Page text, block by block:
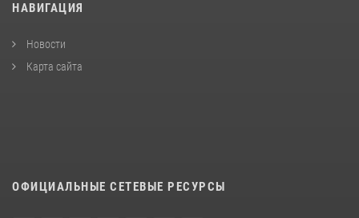
НАВИГАЦИЯ
Новости
Карта сайта
ОФИЦИАЛЬНЫЕ СЕТЕВЫЕ РЕСУРСЫ